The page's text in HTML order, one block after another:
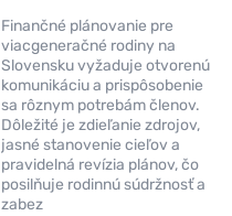
Finančné plánovanie pre
viacgeneračné rodiny na
Slovensku vyžaduje otvorenú
komunikáciu a prispôsobenie
sa rôznym potrebám členov.
Dôležité je zdieľanie zdrojov,
jasné stanovenie cieľov a
pravidelná revízia plánov, čo
posilňuje rodinnú súdržnosť a
zabez